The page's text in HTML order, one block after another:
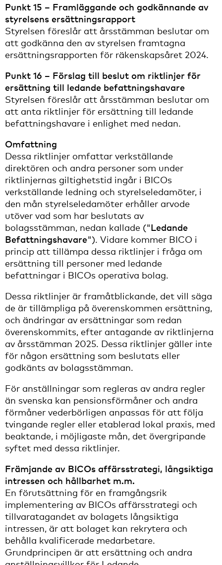
Punkt 15 – Framläggande och godkännande av
styrelsens ersättningsrapport
Styrelsen föreslår att årsstämman beslutar om
att godkänna den av styrelsen framtagna
ersättningsrapporten för räkenskapsåret 2024.
Punkt 16 – Förslag till beslut om riktlinjer för
ersättning till ledande befattningshavare
Styrelsen föreslår att årsstämman beslutar om
att anta riktlinjer för ersättning till ledande
befattningshavare i enlighet med nedan.
Omfattning
Dessa riktlinjer omfattar verkställande
direktören och andra personer som under
riktlinjernas giltighetstid ingår i BICOs
verkställande ledning och styrelseledamöter, i
den mån styrelseledamöter erhåller arvode
utöver vad som har beslutats av
bolagsstämman, nedan kallade ("Ledande
Befattningshavare"). Vidare kommer BICO i
princip att tillämpa dessa riktlinjer i fråga om
ersättning till personer med ledande
befattningar i BICOs operativa bolag.
Dessa riktlinjer är framåtblickande, det vill säga
de är tillämpliga på överenskommen ersättning,
och ändringar av ersättningar som redan
överenskommits, efter antagande av riktlinjerna
av årsstämman 2025. Dessa riktlinjer gäller inte
för någon ersättning som beslutats eller
godkänts av bolagsstämman.
För anställningar som regleras av andra regler
än svenska kan pensionsförmåner och andra
förmåner vederbörligen anpassas för att följa
tvingande regler eller etablerad lokal praxis, med
beaktande, i möjligaste mån, det övergripande
syftet med dessa riktlinjer.
Främjande av BICOs affärsstrategi, långsiktiga
intressen och hållbarhet m.m.
En förutsättning för en framgångsrik
implementering av BICOs affärsstrategi och
tillvaratagandet av bolagets långsiktiga
intressen, är att bolaget kan rekrytera och
behålla kvalificerade medarbetare.
Grundprincipen är att ersättning och andra